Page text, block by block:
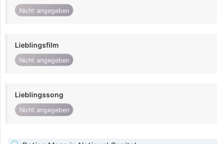
Nicht angegeben
Lieblingsfilm
Nicht angegeben
Lieblingssong
Nicht angegeben